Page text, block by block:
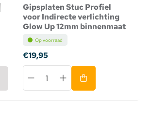
Gipsplaten Stuc Profiel
voor Indirecte verlichting
Glow Up 12mm binnenmaat
Op voorraad
€19,95